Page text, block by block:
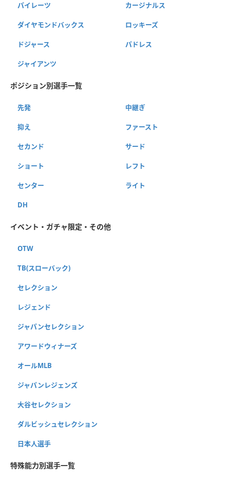
パイレーツ カージナルス
ダイヤモンドバックス ロッキーズ
ドジャース パドレス
ジャイアンツ
ポジション別選手一覧
先発 中継ぎ
抑え ファースト
セカンド サード
ショート レフト
センター ライト
DH
イベント・ガチャ限定・その他
OTW
TB(スローバック)
セレクション
レジェンド
ジャパンセレクション
アワードウィナーズ
オールMLB
ジャパンレジェンズ
大谷セレクション
ダルビッシュセレクション
日本人選手
特殊能力別選手一覧